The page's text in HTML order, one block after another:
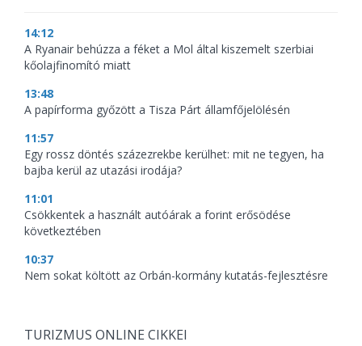
14:12
A Ryanair behúzza a féket a Mol által kiszemelt szerbiai
kőolajfinomító miatt
13:48
A papírforma győzött a Tisza Párt államfőjelölésén
11:57
Egy rossz döntés százezrekbe kerülhet: mit ne tegyen, ha
bajba kerül az utazási irodája?
11:01
Csökkentek a használt autóárak a forint erősödése
következtében
10:37
Nem sokat költött az Orbán-kormány kutatás-fejlesztésre
TURIZMUS ONLINE CIKKEI